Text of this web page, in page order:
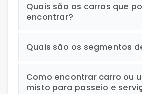
Quais são os carros que
encontrar?
Quais são os segmentos
Como encontrar carro ou
misto para passeio e